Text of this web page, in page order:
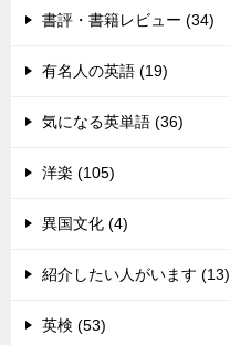
書評・書籍レビュー (34)
有名人の英語 (19)
気になる英単語 (36)
洋楽 (105)
異国文化 (4)
紹介したい人がいます (13)
英検 (53)